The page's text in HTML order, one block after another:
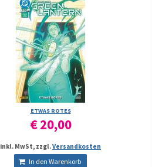
ETWAS ROTES
€ 20,00
inkl. MwSt, zzgl.Versandkosten
In den Warenkorb